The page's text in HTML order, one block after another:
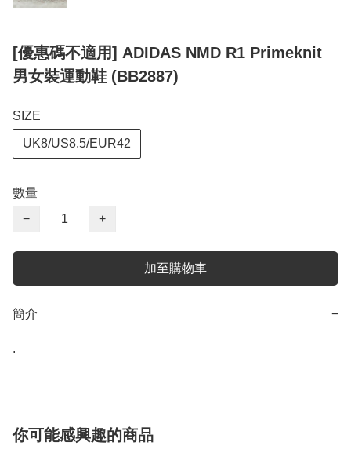
[優惠碼不適用] ADIDAS NMD R1 Primeknit
男女裝運動鞋 (BB2887)
SIZE
UK8/US8.5/EUR42
數量
−
+
加至購物車
簡介 −
.
你可能感興趣的商品